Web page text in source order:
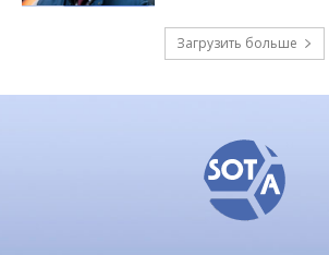
Загрузить больше